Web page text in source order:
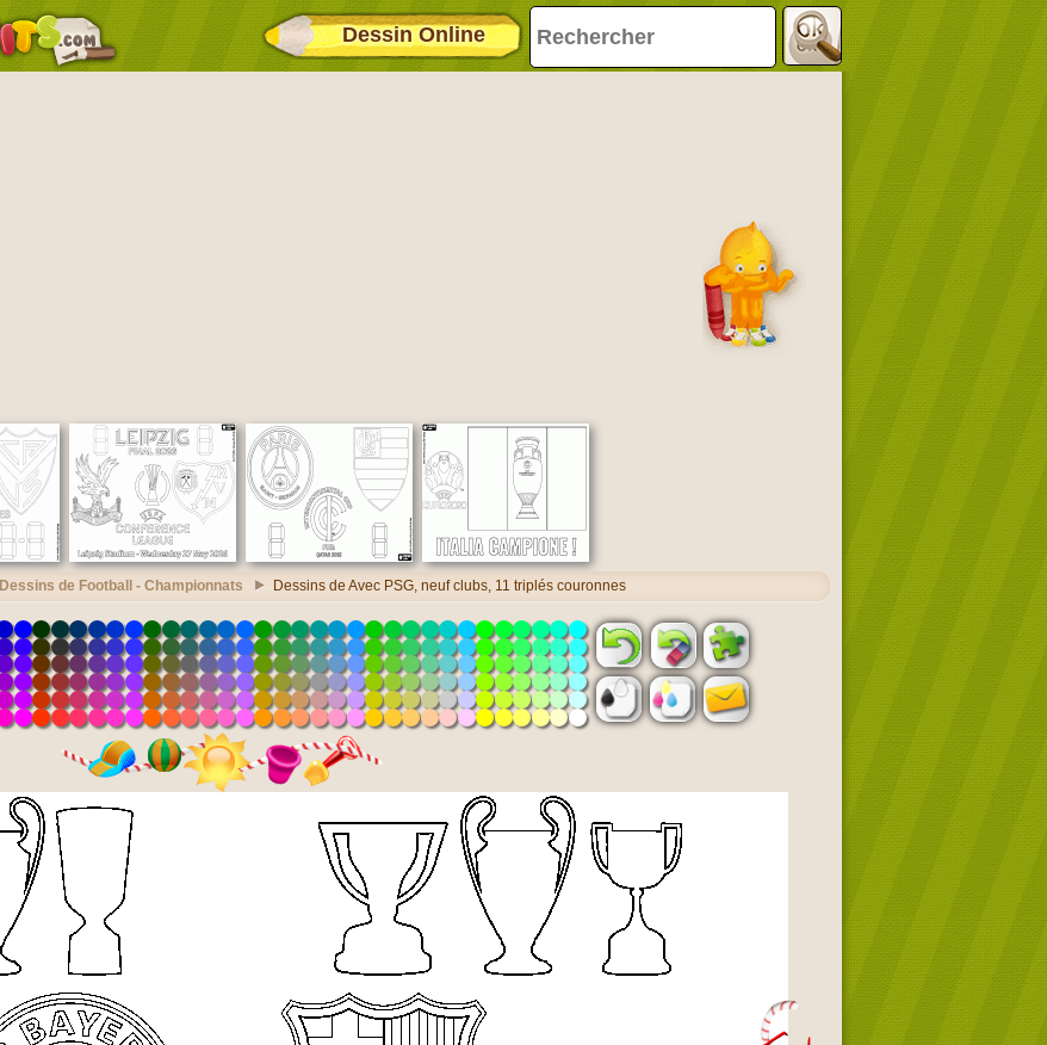
Dessin Online
Dessins de Football - Championnats Dessins de Avec PSG, neuf clubs, 11 triplés couronnes